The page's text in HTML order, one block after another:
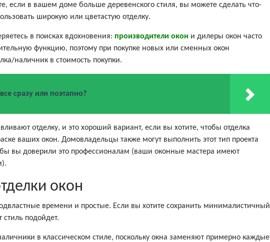
если в вашем доме больше деревенского стиля, вы можете сделать что-
широкую или цветастую отделку.
в поисках вдохновения: производители окон и дилеры окон часто
функцию, поэтому при покупке новых или сменных окон
наличник в стоимость покупки.
сразу или поэтапно?
отделку, и это хороший вариант, если вы хотите, чтобы отделка
ваших окон. Домовладельцы также могут выполнить этот тип проекта
вы доверили это профессионалам (ваши оконные мастера имеют
окон
времени и простые. Если вы хотите сохранить минималистичный
стиль подойдет.
в классическом стиле, поскольку окна заменяют примерно каждые